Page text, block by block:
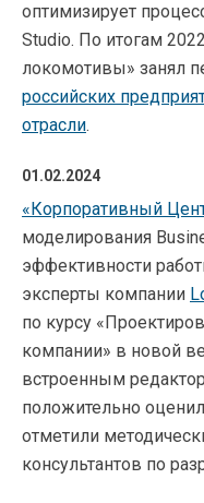
оптимизирует
Studio. По итогам
локомотивы» занял
российских
отрасли.
01.02.2024
«Корпоративный
моделирования
эффективности
эксперты компании
по курсу
компании» в новой
встроенным
положительно
отметили
консультантов по